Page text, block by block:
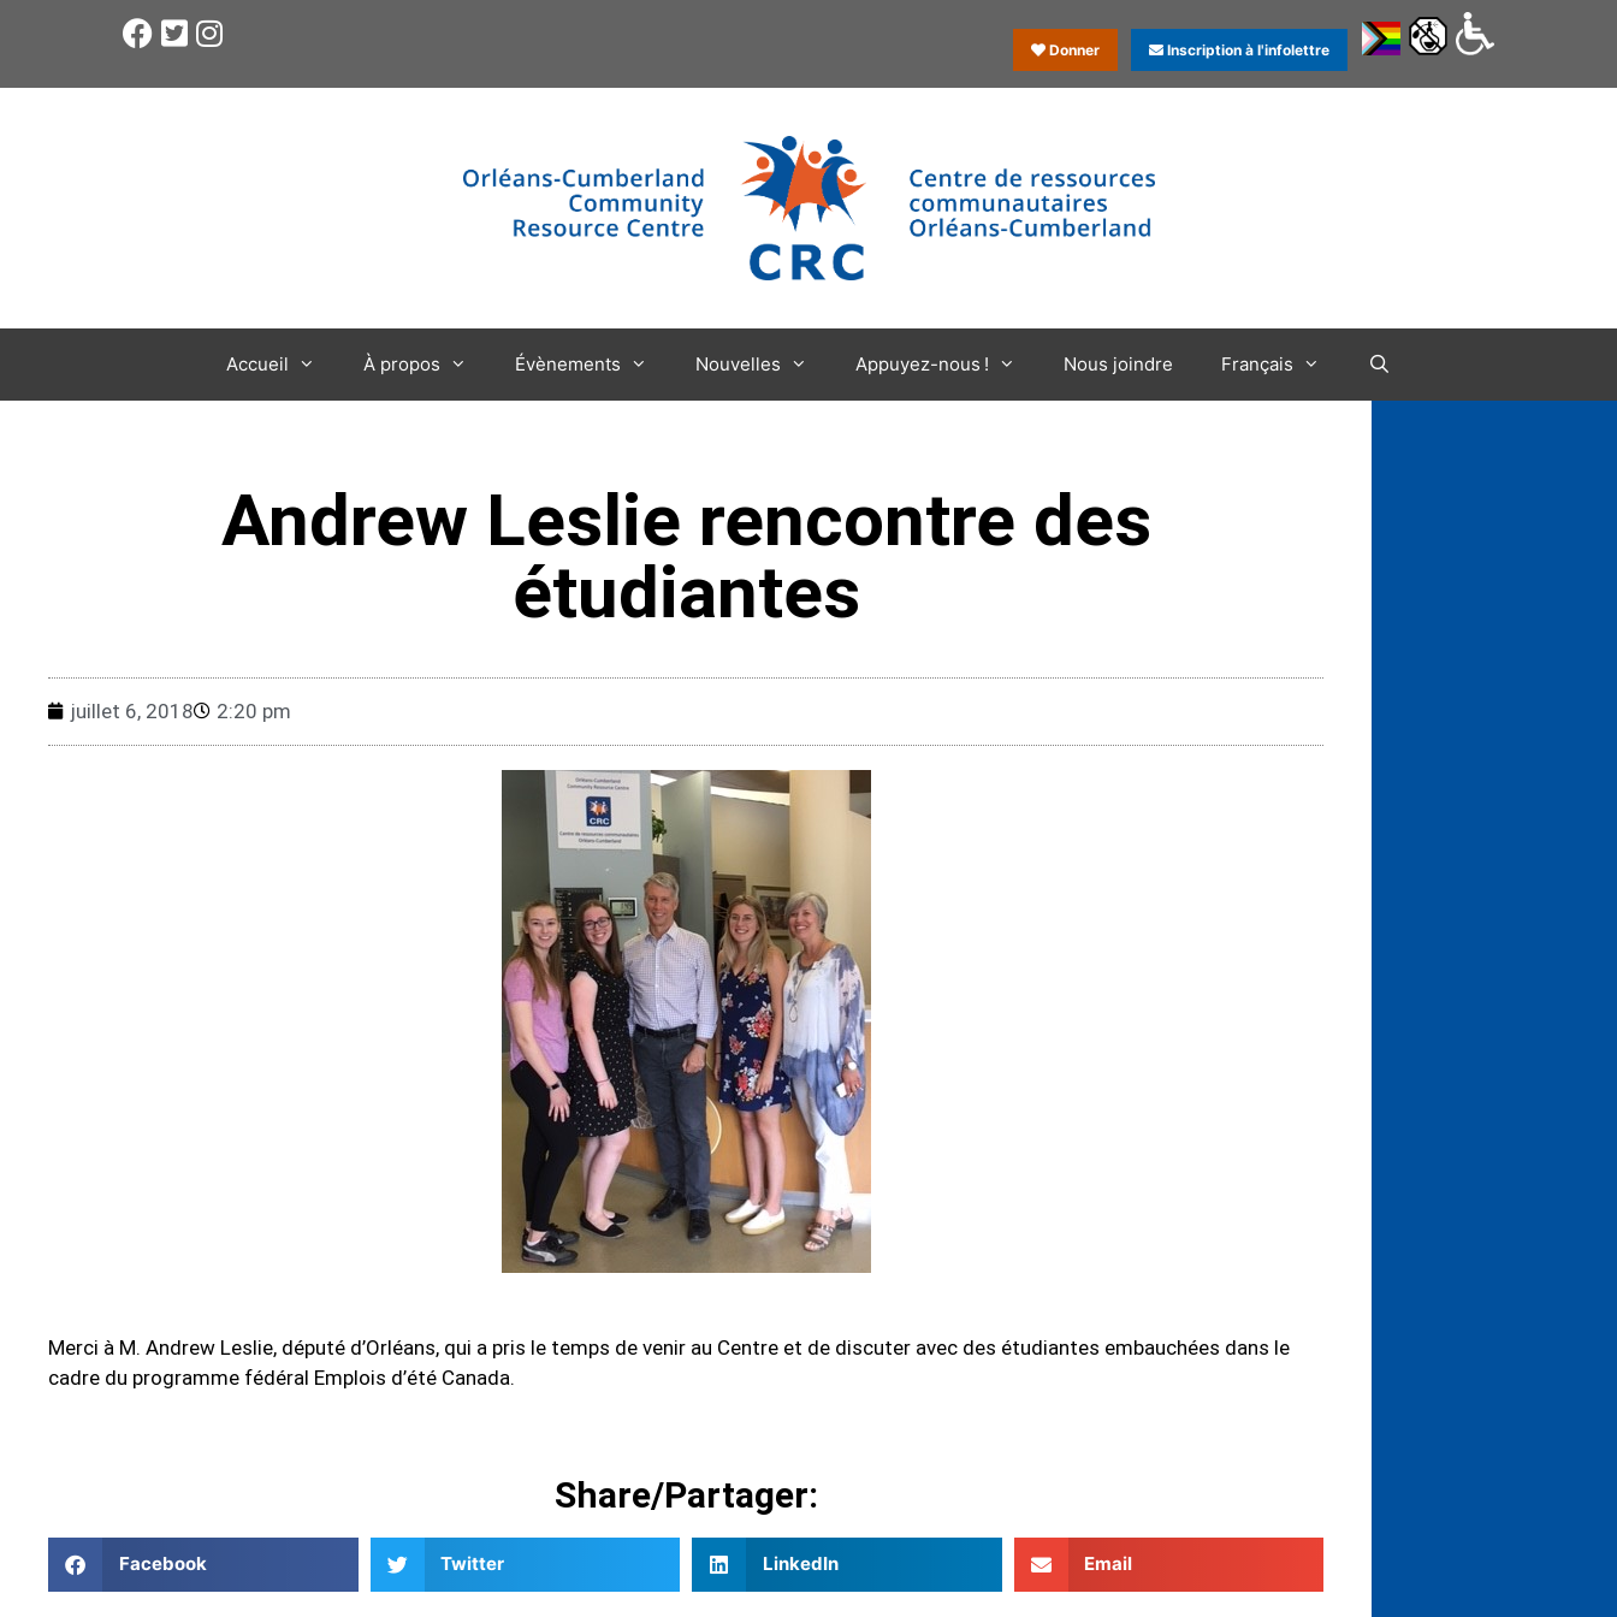
Donner Inscription à l'infolettre
Accueil À propos Évènements Nouvelles Appuyez-nous ! Nous joindre Français
Andrew Leslie rencontre des
étudiantes
juillet 6, 2018 2:20 pm
Merci à M. Andrew Leslie, député d’Orléans, qui a pris le temps de venir au Centre et de discuter avec des étudiantes embauchées dans le
cadre du programme fédéral Emplois d’été Canada.
Share/Partager:
Facebook Twitter LinkedIn Email